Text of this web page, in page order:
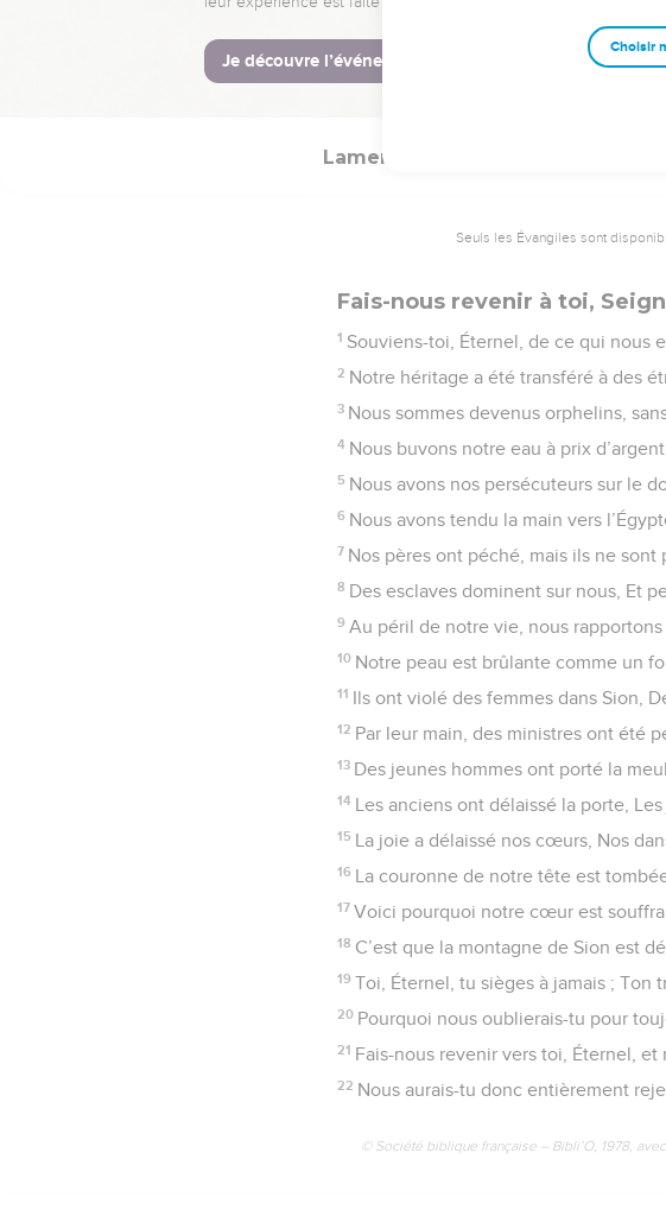
mettra tes péchés à découvert.
© Société biblique française – Bibli’O, 1978,
Lamentations
Seuls les Évangiles sont
Fais-nous revenir à toi,
1 Souviens-toi, Éternel, de ce qui nous
2 Notre héritage a été transféré à des
3 Nous sommes devenus orphelins,
4 Nous buvons notre eau à prix
5 Nous avons nos persécuteurs sur le
6 Nous avons tendu la main vers
7 Nos pères ont péché, mais ils ne sont
8 Des esclaves dominent sur nous, Et
9 Au péril de notre vie, nous
10 Notre peau est brûlante comme un
11 Ils ont violé des femmes dans Sion,
12 Par leur main, des ministres ont été
13 Des jeunes hommes ont porté la
14 Les anciens ont délaissé la porte,
15 La joie a délaissé nos cœurs, Nos
16 La couronne de notre tête est
17 Voici pourquoi notre cœur est
18 C’est que la montagne de Sion est
19 Toi, Éternel, tu sièges à jamais ; Ton
20 Pourquoi nous oublierais-tu pour
21 Fais-nous revenir vers toi, Éternel,
22 Nous aurais-tu donc entièrement
© Société biblique française – Bibli’O, 1978,
Choisir